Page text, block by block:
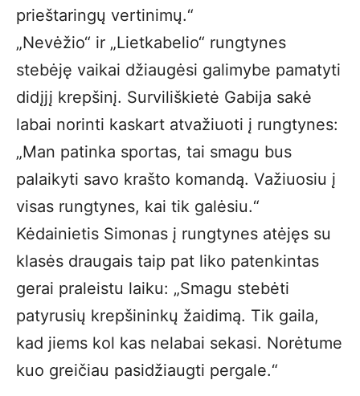
prieštaringų vertinimų.“
„Nevėžio“ ir „Lietkabelio“ rungtynes
stebėję vaikai džiaugėsi galimybe pamatyti
didįjį krepšinį. Surviliškietė Gabija sakė
labai norinti kaskart atvažiuoti į rungtynes:
„Man patinka sportas, tai smagu bus
palaikyti savo krašto komandą. Važiuosiu į
visas rungtynes, kai tik galėsiu.“
Kėdainietis Simonas į rungtynes atėjęs su
klasės draugais taip pat liko patenkintas
gerai praleistu laiku: „Smagu stebėti
patyrusių krepšininkų žaidimą. Tik gaila,
kad jiems kol kas nelabai sekasi. Norėtume
kuo greičiau pasidžiaugti pergale.“